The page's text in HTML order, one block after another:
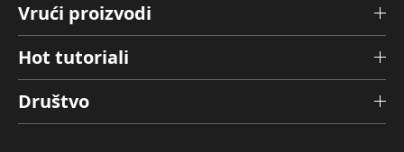
Vrući proizvodi
Hot tutoriali
Društvo